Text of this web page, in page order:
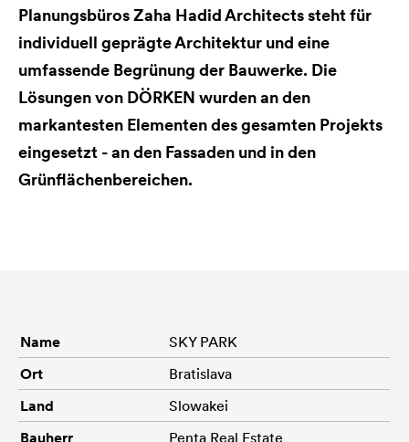
Planungsbüros Zaha Hadid Architects steht für
individuell geprägte Architektur und eine
umfassende Begrünung der Bauwerke. Die
Lösungen von DÖRKEN wurden an den
markantesten Elementen des gesamten Projekts
eingesetzt - an den Fassaden und in den
Grünflächenbereichen.
Name
SKY PARK
Ort
Bratislava
Land
Slowakei
Bauherr
Penta Real Estate